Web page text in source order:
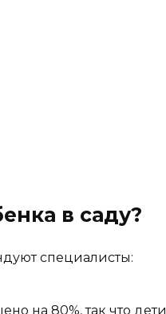
в саду?
специалисты:
на 80%, так что дети